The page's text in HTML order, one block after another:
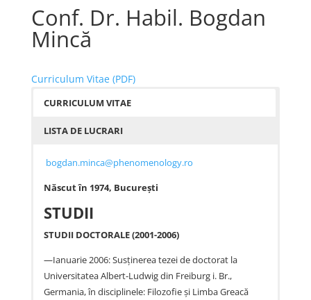
Conf. Dr. Habil. Bogdan
Mincă
Curriculum Vitae (PDF)
CURRICULUM VITAE
LISTA DE LUCRARI
bogdan.minca@phenomenology.ro
Născut în 1974, Bucureşti
STUDII
STUDII DOCTORALE (2001-2006)
—Ianuarie 2006: Susţinerea tezei de doctorat la
Universitatea Albert-Ludwig din Freiburg i. Br.,
Germania, în disciplinele: Filozofie şi Limba Greacă